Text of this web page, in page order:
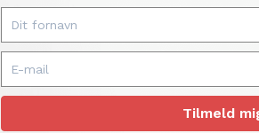
Tilmeld